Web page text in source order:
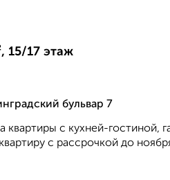
15/17 этаж
бульвар 7
квартиры с кухней-
с рассрочкой до